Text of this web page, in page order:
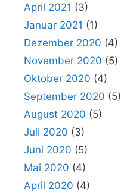
April 2021 (3)
Januar 2021 (1)
Dezember 2020 (4)
November 2020 (5)
Oktober 2020 (4)
September 2020 (5)
August 2020 (5)
Juli 2020 (3)
Juni 2020 (5)
Mai 2020 (4)
April 2020 (4)